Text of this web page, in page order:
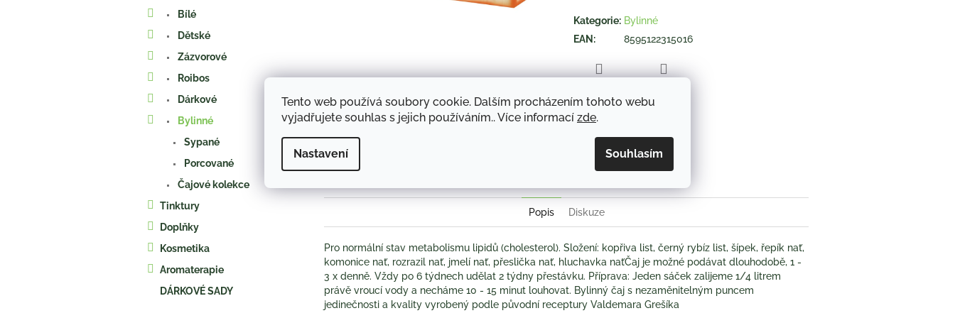
Tento web používá soubory cookie. Dalším procházením tohoto webu
vyjadřujete souhlas s jejich používáním.. Více informací zde.
Nastavení Souhlasím
Bílé
Dětské
Zázvorové
Roibos
Dárkové
Bylinné
Sypané
Porcované
Čajové kolekce
Tinktury
Doplňky
Kosmetika
Aromaterapie
DÁRKOVÉ SADY
Kategorie: Bylinné
EAN: 8595122315016
TwitterFacebook
Popis Diskuze
Pro normální stav metabolismu lipidů (cholesterol). Složení: kopřiva list, černý rybíz list, šípek, řepík nať,
komonice nať, rozrazil nať, jmelí nať, přeslička nať, hluchavka naťČaj je možné podávat dlouhodobě, 1 -
3 x denně. Vždy po 6 týdnech udělat 2 týdny přestávku. Příprava: Jeden sáček zalijeme 1/4 litrem
právě vroucí vody a necháme 10 - 15 minut louhovat. Bylinný čaj s nezaměnitelným puncem
jedinečnosti a kvality vyrobený podle původní receptury Valdemara Grešíka